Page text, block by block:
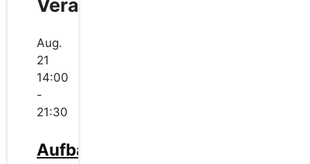
Veranstaltungen
Aug.
21
14:00
-
21:30
Aufbau